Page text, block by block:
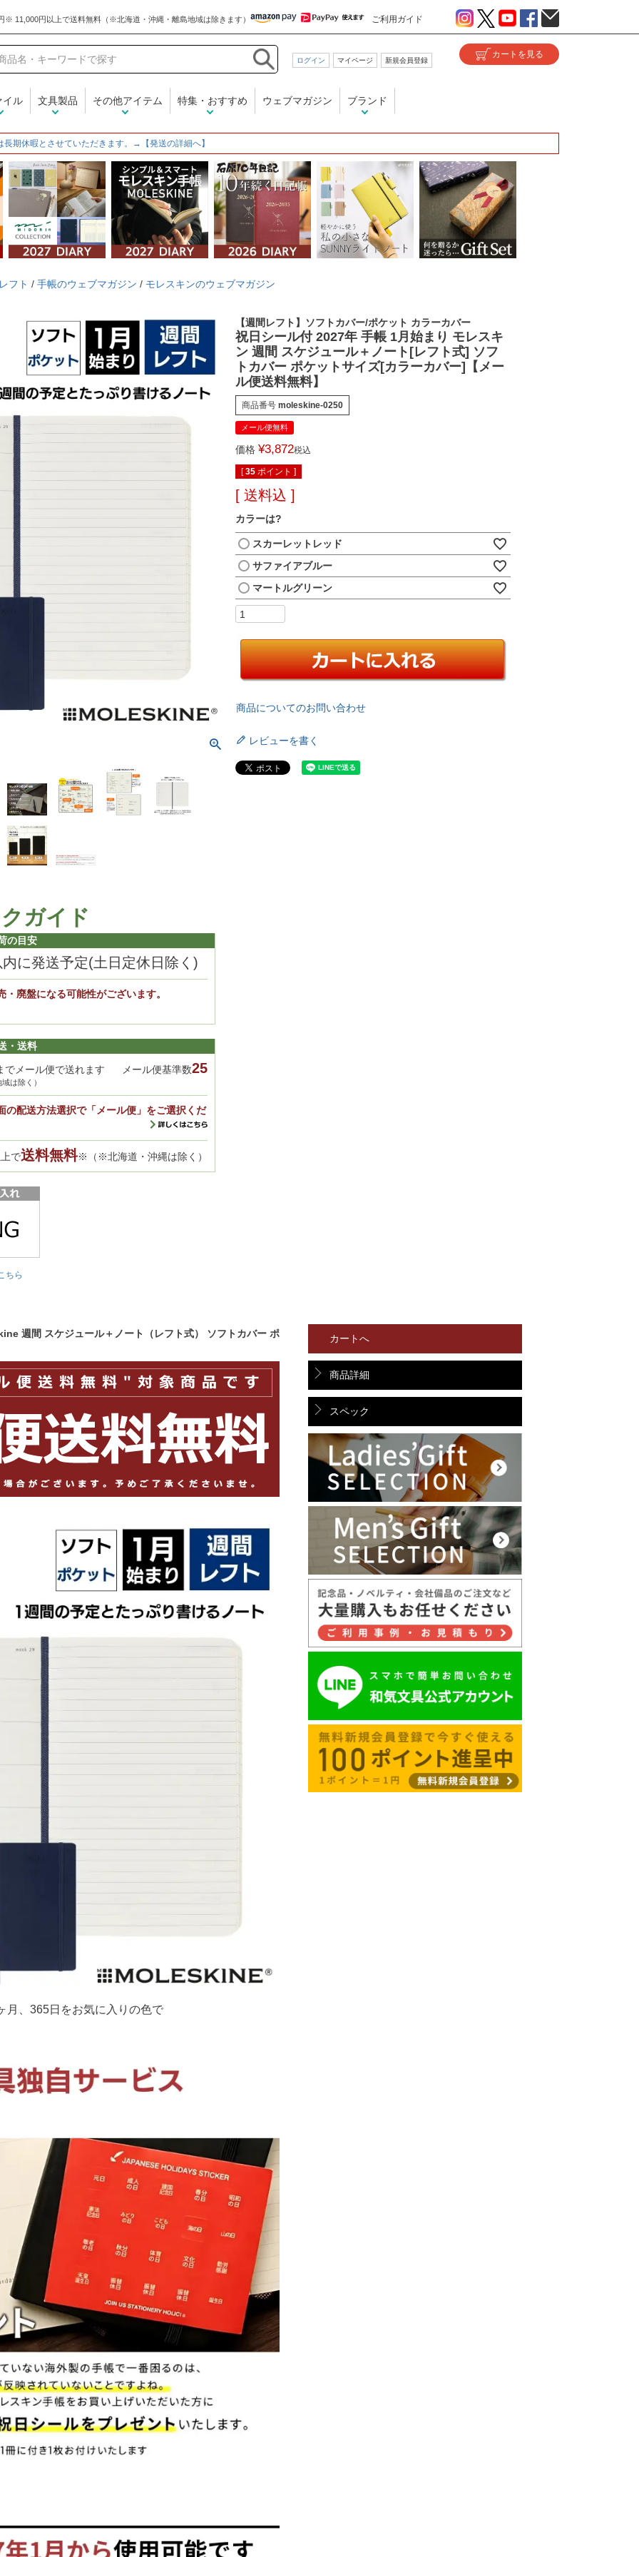
ご利用ガイド
和気文具
ログイン マイページ 新規会員登録
イル 文具製品 その他アイテム 特集・おすすめ ウェブマガジン ブランド
長期休暇とさせていただきます。→【発送の詳細へ】
フト / 手帳のウェブマガジン / モレスキンのウェブマガジン
ガイド
の目安
に発送予定(土日定休日除く)
廃盤になる可能性がございます。
・送料
でメール便で送れます メール便基準数25
は除く）
の配送方法選択で「メール便」をご選択くだ
で送料無料※（※北海道・沖縄は除く）
ちら
週間 スケジュール＋ノート（レフト式） ソフトカバー ポ
月、365日をお気に入りの色で
カートへ
商品詳細
スペック
【週間レフト】ソフトカバー/ポケット カラーカバー
祝日シール付 2027年 手帳 1月始まり モレスキ
ン 週間 スケジュール＋ノート[レフト式] ソフ
トカバー ポケットサイズ[カラーカバー]【メー
ル便送料無料】
商品番号 moleskine-0250
メール便無料
価格 ¥3,872税込
[35 ポイント ]
送料込
カラーは?
スカーレットレッド
サファイアブルー
マートルグリーン
商品についてのお問い合わせ
レビューを書く